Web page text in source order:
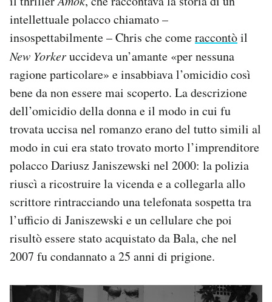
intellettuale polacco chiamato –
insospettabilmente – Chris che comeraccontòil
New Yorkeruccideva un’amante «per nessuna
ragione particolare» e insabbiava l’omicidio così
bene da non essere mai scoperto. La descrizione
dell’omicidio della donna e il modo in cui fu
trovata uccisa nel romanzo erano del tutto simili al
modo in cui era stato trovato morto l’imprenditore
polacco Dariusz Janiszewski nel 2000: la polizia
riuscì a ricostruire la vicenda e a collegarla allo
scrittore rintracciando una telefonata sospetta tra
l’ufficio di Janiszewski e un cellulare che poi
risultò essere stato acquistato da Bala, che nel
2007 fu condannato a 25 anni di prigione.